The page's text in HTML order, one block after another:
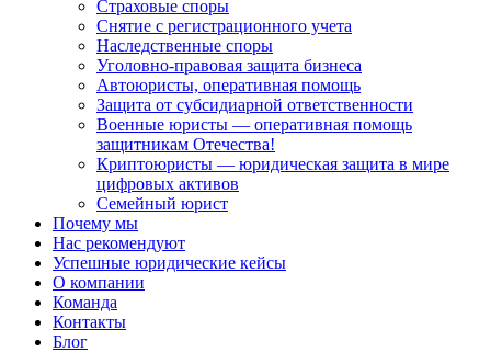
Страховые споры
Снятие с регистрационного учета
Наследственные споры
Уголовно-правовая защита бизнеса
Автоюристы, оперативная помощь
Защита от субсидиарной ответственности
Военные юристы — оперативная помощь
защитникам Отечества!
Криптоюристы — юридическая защита в мире
цифровых активов
Семейный юрист
Почему мы
Нас рекомендуют
Успешные юридические кейсы
О компании
Команда
Контакты
Блог